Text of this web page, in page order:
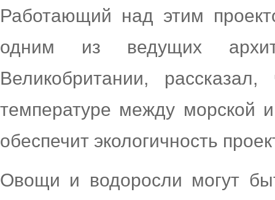
Работающий над этим
одним из ведущих
Великобритании,
температуре между морской
обеспечит экологичность
Овощи и водоросли могут